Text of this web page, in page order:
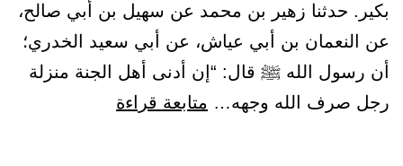
بكير. حدثنا زهير بن محمد عن سهيل بن أبي صالح،
عن النعمان بن أبي عياش، عن أبي سعيد الخدري؛
أن رسول الله ﷺ قال: “إن أدنى أهل الجنة منزلة
رجل صرف الله وجهه… متابعة قراءة